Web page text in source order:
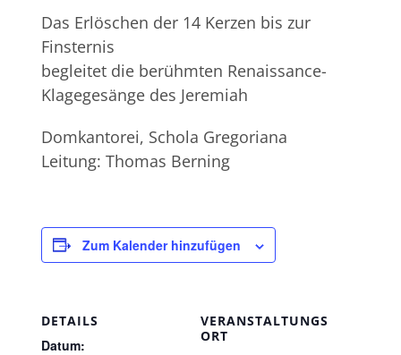
Das Erlöschen der 14 Kerzen bis zur
Finsternis
begleitet die berühmten Renaissance-
Klagegesänge des Jeremiah
Domkantorei, Schola Gregoriana
Leitung: Thomas Berning
Zum Kalender hinzufügen
DETAILS
Datum:
VERANSTALTUNGS
ORT